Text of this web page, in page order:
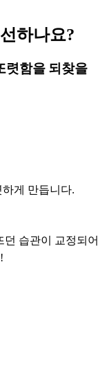
하나요?
렷함을 되찾을
게 만듭니다.
습관이 교정되어